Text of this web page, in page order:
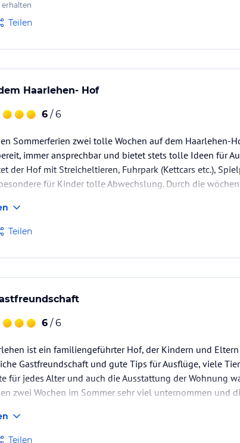
Wetter…
Teilen
Haarlehen- Hof
6 / 6
Sommerferien zwei tolle Wochen auf dem Haarlehen-
immer ansprechbar und bietet stets tolle Ideen für
der Hof mit Streicheltieren, Fuhrpark (Kettcars etc.),
für Kinder tolle Abwechslung. Durch die
Teilen
6 / 6
ist ein familiengeführter Hof, der Kindern und
Gastfreundschaft und gute Tips für Ausflüge, viele
für jedes Alter und auch die Ausstattung der Wohnung
zwei Wochen im Sommer sehr viel unternommen und
Teilen